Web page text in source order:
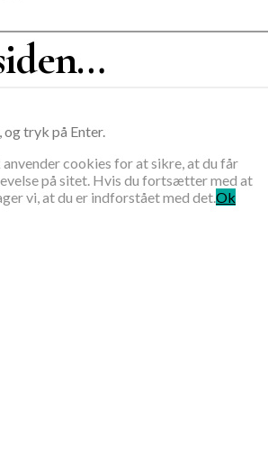
tryk på Enter.
cookies for at sikre, at du får
på sitet. Hvis du fortsætter med at
vi, at du er indforstået med det.Ok